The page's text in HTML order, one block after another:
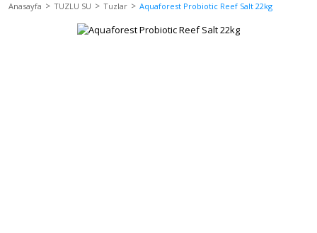
Anasayfa TUZLU SU Tuzlar Aquaforest Probiotic Reef Salt 22kg